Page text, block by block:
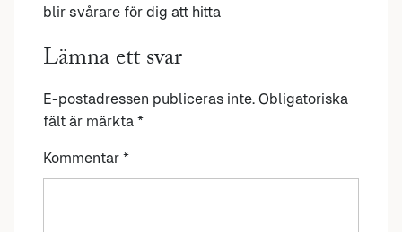
blir svårare för dig att hitta
Lämna ett svar
E-postadressen publiceras inte. Obligatoriska
fält är märkta *
Kommentar *